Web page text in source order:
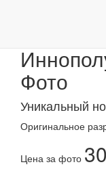
Фото
Уникальный
Оригинальное
Цена за фото